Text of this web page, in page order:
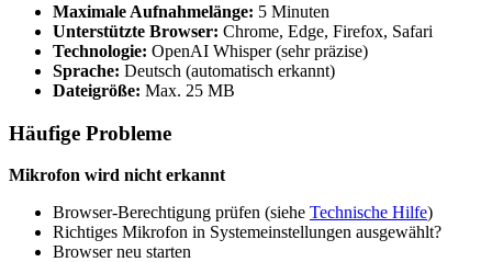
Maximale Aufnahmelänge: 5 Minuten
Unterstützte Browser: Chrome, Edge, Firefox, Safari
Technologie: OpenAI Whisper (sehr präzise)
Sprache: Deutsch (automatisch erkannt)
Dateigröße: Max. 25 MB
Häufige Probleme
Mikrofon wird nicht erkannt
Browser-Berechtigung prüfen (siehe Technische Hilfe)
Richtiges Mikrofon in Systemeinstellungen ausgewählt?
Browser neu starten